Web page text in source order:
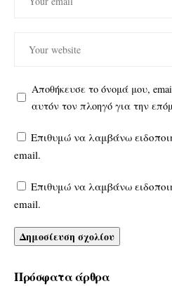
Αποθήκευσε το όνομά μου,
αυτόν τον πλοηγό για την
Επιθυμώ να λαμβάνω
email.
Επιθυμώ να λαμβάνω
email.
Πρόσφατα άρθρα